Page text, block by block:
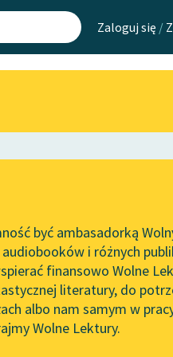
Zaloguj się /
Mapa Wolnych Lektur
Leśmianator
API
OAI-PMH
Widget Wolnych Lektur
być ambasadorką
i różnych
finansowo Wolne
literatury, do
albo nam samym w
Wolne Lektury.